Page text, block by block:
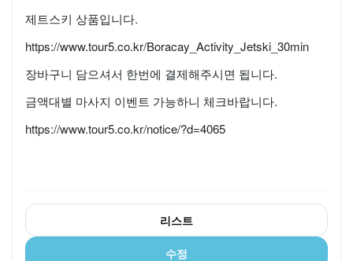
제트스키 상품입니다.
https://www.tour5.co.kr/Boracay_Activity_Jetski_30min
장바구니 담으셔서 한번에 결제해주시면 됩니다.
금액대별 마사지 이벤트 가능하니 체크바랍니다.
https://www.tour5.co.kr/notice/?d=4065
리스트
수정